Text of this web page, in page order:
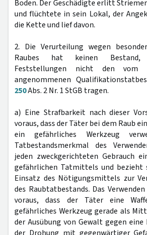
Boden. Der Geschädigte erlitt
und flüchtete in sein Lokal, der
die Kette und lief davon.
2. Die Verurteilung wegen
Raubes hat keinen
Feststellungen nicht den vom
angenommenen
250Abs. 2 Nr. 1 StGB tragen.
a) Eine Strafbarkeit nach dieser
voraus, dass der Täter bei dem Raub
ein gefährliches Werkzeug
Tatbestandsmerkmal des
jeden zweckgerichteten Gebrauch
gefährlichen Tatmittels und bezieht
Einsatz des Nötigungsmittels zur
des Raubtatbestands. Das
voraus, dass der Täter eine
gefährliches Werkzeug gerade als
der Ausübung von Gewalt gegen eine